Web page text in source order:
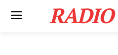
RADIO